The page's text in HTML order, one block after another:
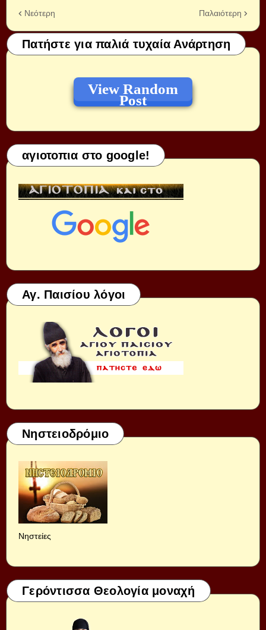
Νεότερη Παλαιότερη
Πατήστε για παλιά τυχαία Ανάρτηση
View Random
Post
αγιοτοπια στο google!
Αγ. Παισίου λόγοι
Νηστειοδρόμιο
Νηστείες
Γερόντισσα Θεολογία μοναχή